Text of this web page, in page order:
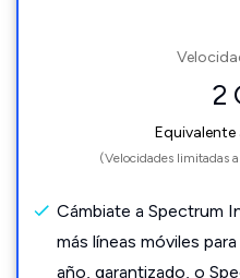
2
(Velocidades limitadas
Cámbiate a Spectrum
más líneas móviles
año, garantizado, o